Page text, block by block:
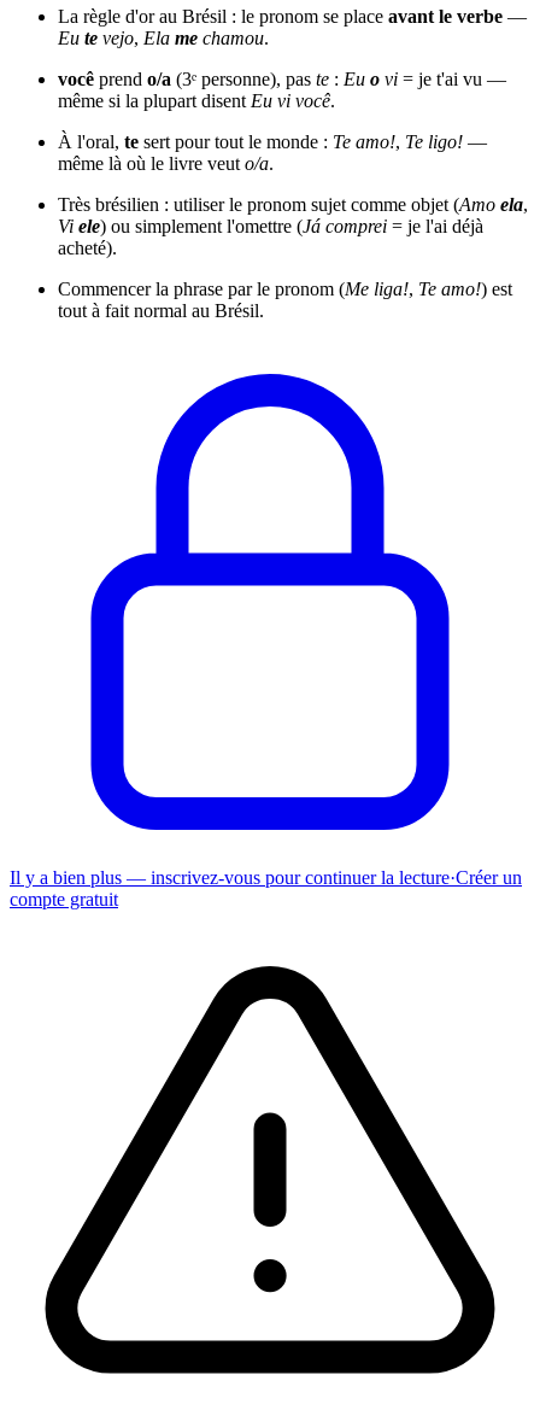
La règle d'or au Brésil : le pronom se place avant le verbe —
Eu te vejo, Ela me chamou.
você prend o/a (3ᵉ personne), pas te : Eu o vi = je t'ai vu —
même si la plupart disent Eu vi você.
À l'oral, te sert pour tout le monde : Te amo!, Te ligo! —
même là où le livre veut o/a.
Très brésilien : utiliser le pronom sujet comme objet (Amo ela,
Vi ele) ou simplement l'omettre (Já comprei = je l'ai déjà
acheté).
Commencer la phrase par le pronom (Me liga!, Te amo!) est
tout à fait normal au Brésil.
Il y a bien plus — inscrivez-vous pour continuer la lecture·Créer un
compte gratuit